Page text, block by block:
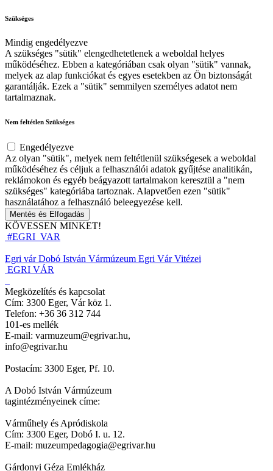
Szükséges
Mindig engedélyezve
A szükséges "sütik" elengedhetetlenek a weboldal helyes
működéséhez. Ebben a kategóriában csak olyan "sütik" vannak,
melyek az alap funkciókat és egyes esetekben az Ön biztonságát
garantálják. Ezek a "sütik" semmilyen személyes adatot nem
tartalmaznak.
Nem feltétlen Szükséges
Engedélyezve
Az olyan "sütik", melyek nem feltétlenül szükségesek a weboldal
működéséhez és céljuk a felhasználói adatok gyűjtése analitikán,
reklámokon és egyéb beágyazott tartalmakon keresztül a "nem
szükséges" kategóriába tartoznak. Alapvetően ezen "sütik"
használatához a felhasználó beleegyezése kell.
Mentés és Elfogadás
KÖVESSEN MINKET!
#EGRI_VAR
Egri várDobó István Vármúzeum Egri Vár Vitézei
EGRI VÁR
Megközelítés és kapcsolat
Cím: 3300 Eger, Vár köz 1.
Telefon: +36 36 312 744
101-es mellék
E-mail: varmuzeum@egrivar.hu,
info@egrivar.hu
Postacím: 3300 Eger, Pf. 10.
A Dobó István Vármúzeum
tagintézményeinek címe:
Várműhely és Apródiskola
Cím: 3300 Eger, Dobó I. u. 12.
E-mail: muzeumpedagogia@egrivar.hu
Gárdonyi Géza Emlékház